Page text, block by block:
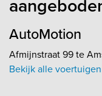
AutoMotion
Afmijnstraat 99 te
Bekijk alle